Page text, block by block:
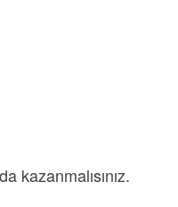
kazanmalısınız.